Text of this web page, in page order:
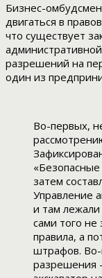
Бизнес-
двигаться в
что существует
разрешений на
один из
Во-первых,
затем
Управление
и там
сами того не
правила, а
штрафов. Во-
разрешения